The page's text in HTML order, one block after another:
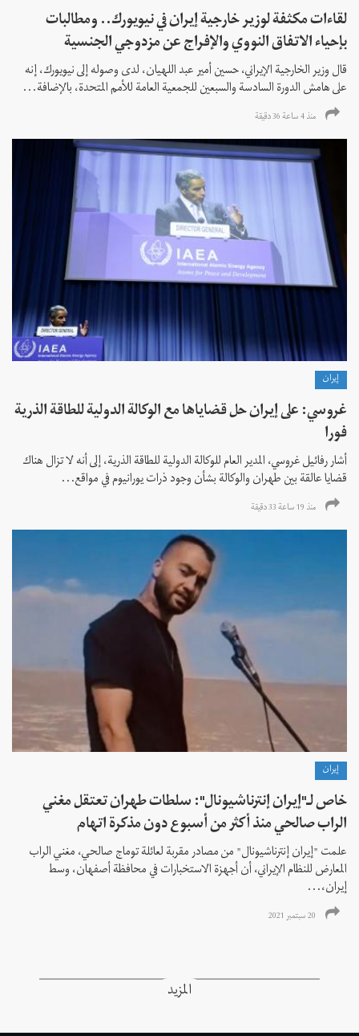
لقاءات مكثفة لوزير خارجية إيران في نيويورك.. ومطالبات
بإحياء الاتفاق النووي والإفراج عن مزدوجي الجنسية
قال وزير الخارجية الإيراني، حسين أمير عبد اللهيان، لدى وصوله إلى نيويورك، إنه
على هامش الدورة السادسة والسبعين للجمعية العامة للأمم المتحدة، بالإضافة...
منذ 4 ساعة 36 دقیقة
إيران
غروسي: على إيران حل قضاياها مع الوكالة الدولية للطاقة الذرية
فورا
أشار رفائيل غروسي، المدير العام للوكالة الدولية للطاقة الذرية، إلى أنه لا تزال هناك
قضايا عالقة بين طهران والوكالة بشأن وجود ذرات يورانيوم في مواقع...
منذ 19 ساعة 33 دقیقة
إيران
خاص لـ"إيران إنترناشيونال": سلطات طهران تعتقل مغني
الراب صالحي منذ أكثر من أسبوع دون مذكرة اتهام
علمت "إيران إنترناشيونال" من مصادر مقربة لعائلة توماج صالحي، مغني الراب
المعارض للنظام الإيراني، أن أجهزة الاستخبارات في محافظة أصفهان، وسط
إيران،...
20 سبتمبر 2021
المزيد